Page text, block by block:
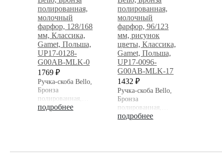
1769 ₽
Ручка-скоба Bello,
Бронза
полированная,
молочный фарфор,
подробнее
1432 ₽
Ручка-скоба Bello,
Бронза
полированная,
молочный фарфор,
подробнее